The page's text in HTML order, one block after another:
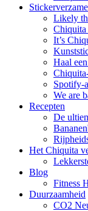
Likely
Chiquita
It’s
Haal
Spotify-
We are
Recepten
De
Het Chiquita
Blog
Fitness
Duurzaamheid
CO2